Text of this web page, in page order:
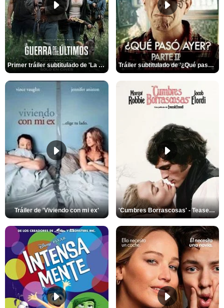
Primer tráiler subtitulado de 'La Guerra De Los Últimos' Tráiler subtitulado de '¿Qué pasó ayer? Parte 2'
Tráiler de 'Viviendo con mi ex' 'Cumbres Borrascosas' - Teaser Oficial Subtitulado